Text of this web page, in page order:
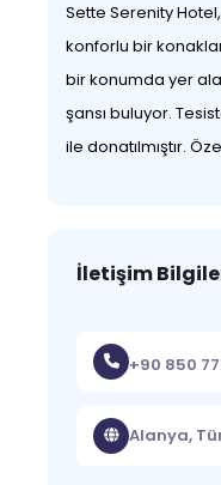
Sette Serenity
konforlu bir
bir konumda yer
şansı buluyor.
ile donatılmıştır.
İletişim
+90 850
Alanya,